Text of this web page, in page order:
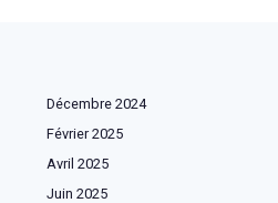
Décembre 2024
Février 2025
Avril 2025
Juin 2025